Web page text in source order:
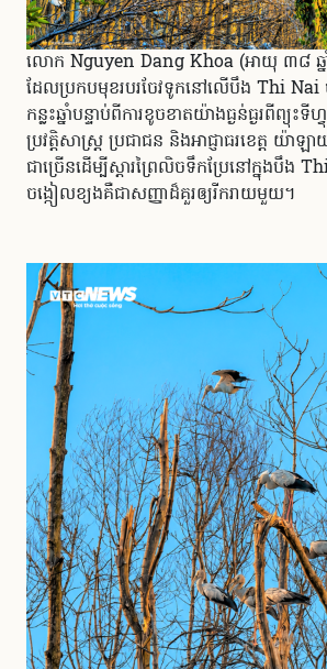
លោក Nguyen Dang Khoa (អាយុ ៣៨ ឆ្នាំ)
ដែលប្រកបមុខរបរចែវទូកនៅលើបឹង Thi Nai
កន្លះឆ្នាំបន្ទាប់ពីការខូចខាតយ៉ាងធ្ងន់ធ្ងរពីព្យុ
ប្រវត្តិសាស្ត្រ ប្រជាជន និងអាជ្ញាធរខេត្ត យ៉ាឡ
ជាច្រើនដើម្បីស្តារព្រៃលិចទឹកប្រែនៅក្នុងបឹង
ចង្កៀលខ្យងគឺជាសញ្ញាដ៏គួរឲ្យរីករាយមួយ។